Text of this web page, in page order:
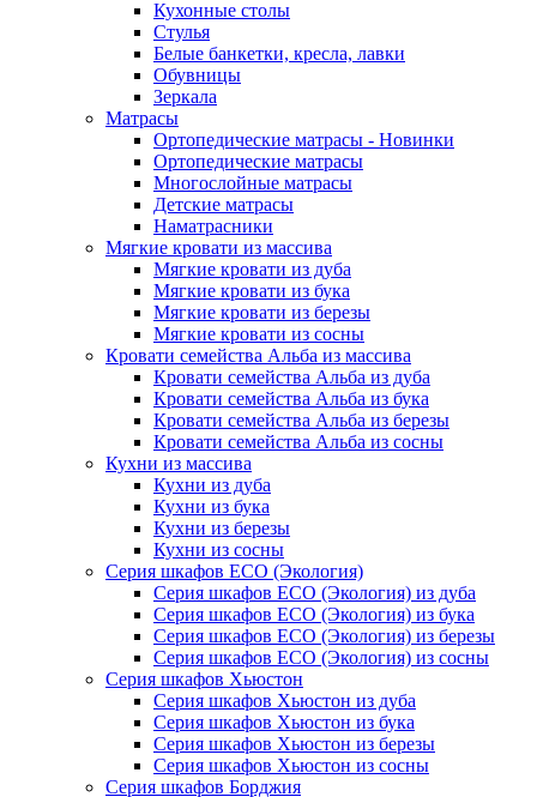
Кухонные столы
Стулья
Белые банкетки, кресла, лавки
Обувницы
Зеркала
Матрасы
Ортопедические матрасы - Новинки
Ортопедические матрасы
Многослойные матрасы
Детские матрасы
Наматрасники
Мягкие кровати из массива
Мягкие кровати из дуба
Мягкие кровати из бука
Мягкие кровати из березы
Мягкие кровати из сосны
Кровати семейства Альба из массива
Кровати семейства Альба из дуба
Кровати семейства Альба из бука
Кровати семейства Альба из березы
Кровати семейства Альба из сосны
Кухни из массива
Кухни из дуба
Кухни из бука
Кухни из березы
Кухни из сосны
Серия шкафов ECO (Экология)
Серия шкафов ECO (Экология) из дуба
Серия шкафов ECO (Экология) из бука
Серия шкафов ECO (Экология) из березы
Серия шкафов ECO (Экология) из сосны
Серия шкафов Хьюстон
Серия шкафов Хьюстон из дуба
Серия шкафов Хьюстон из бука
Серия шкафов Хьюстон из березы
Серия шкафов Хьюстон из сосны
Серия шкафов Борджия